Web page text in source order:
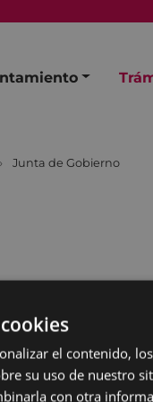
Junta de Gobierno
el contenido,
su uso de nuestro
con otra